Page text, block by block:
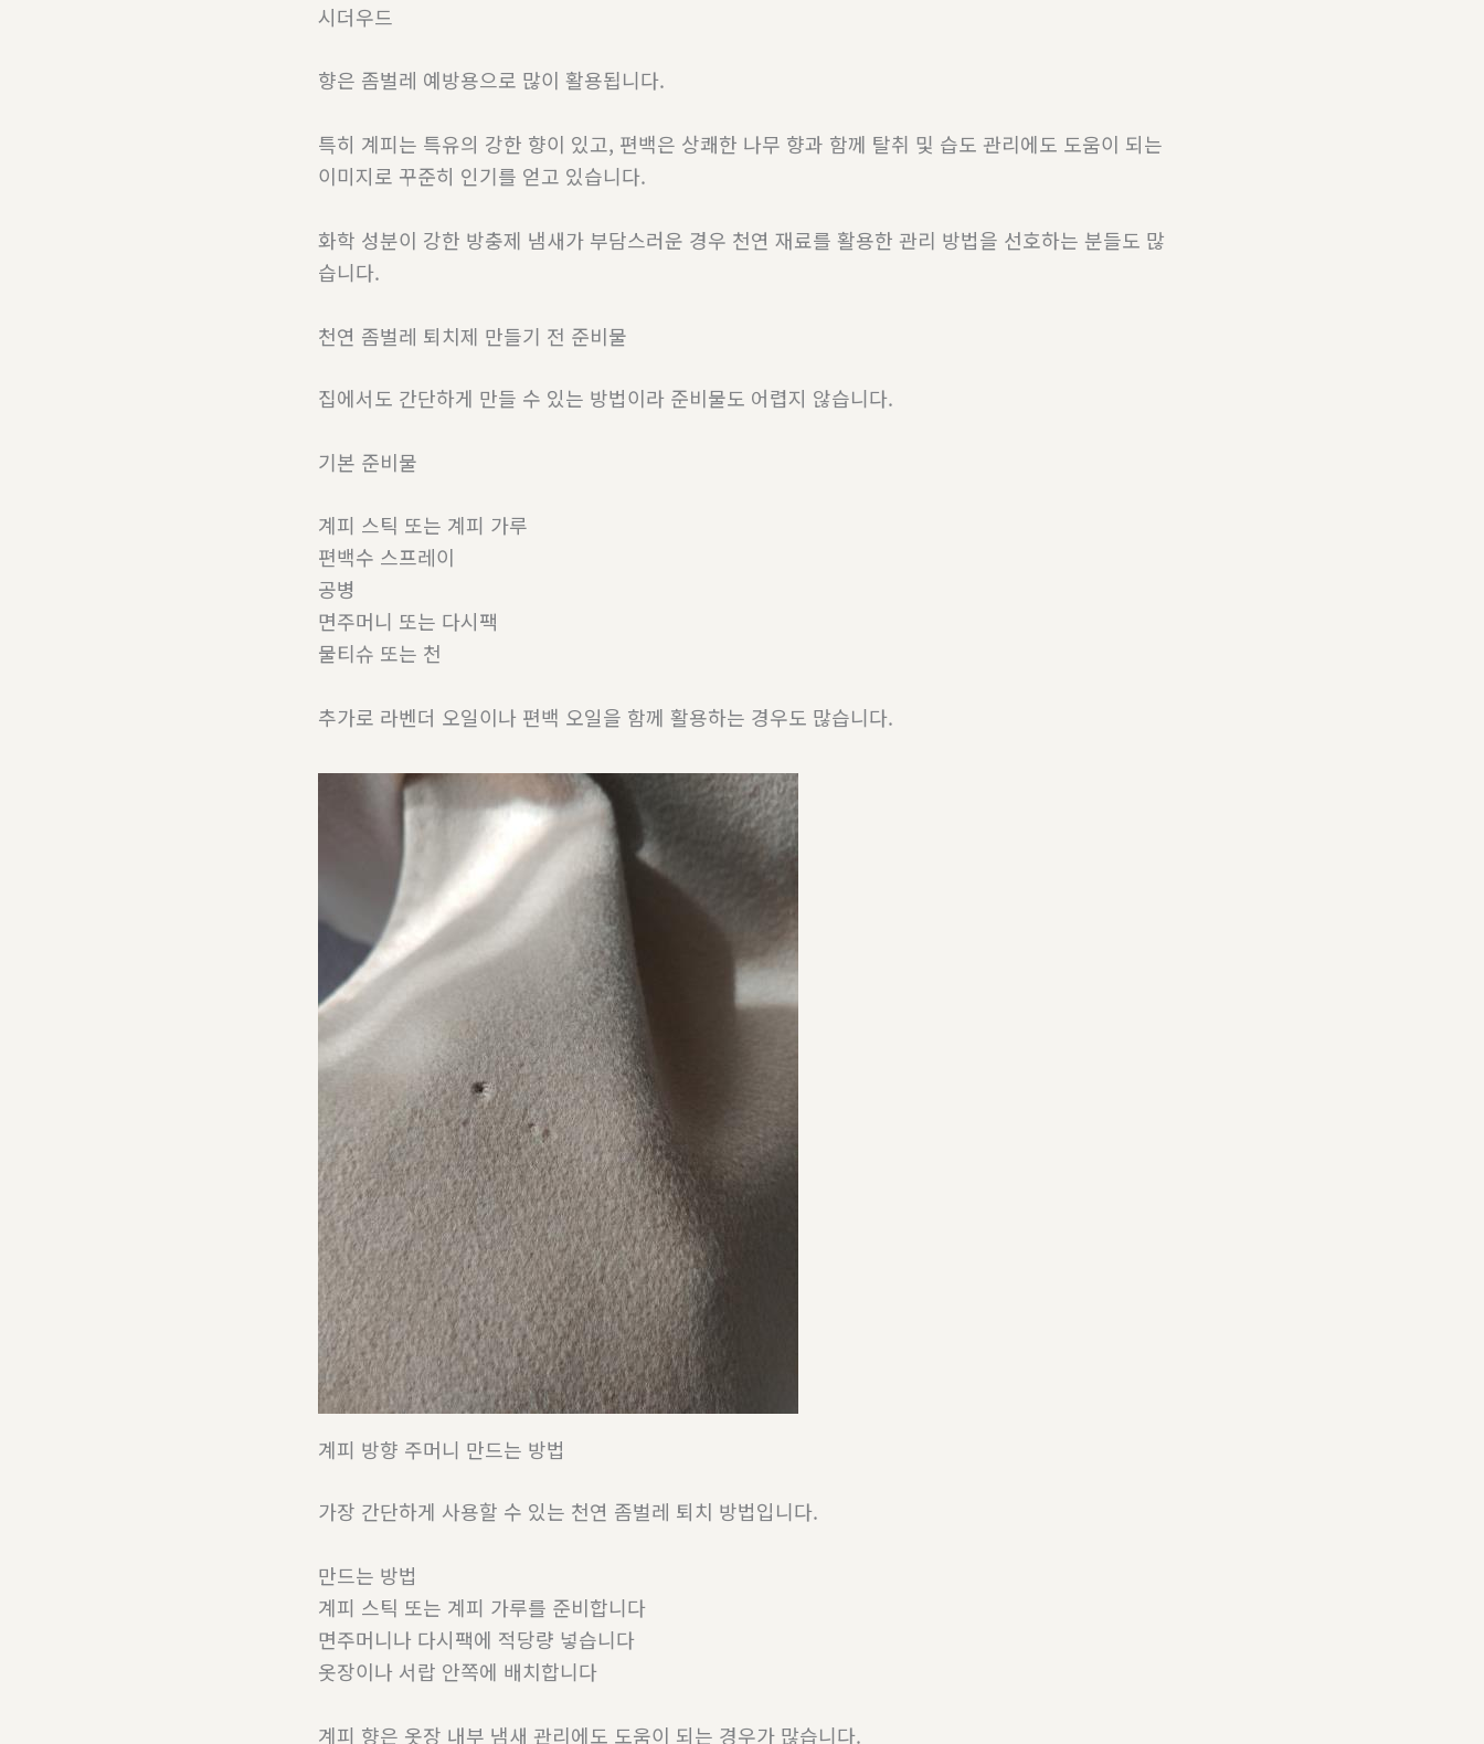
시더우드
향은 좀벌레 예방용으로 많이 활용됩니다.
특히 계피는 특유의 강한 향이 있고, 편백은 상쾌한 나무 향과 함께 탈취 및 습도 관리에도 도움이 되는
이미지로 꾸준히 인기를 얻고 있습니다.
화학 성분이 강한 방충제 냄새가 부담스러운 경우 천연 재료를 활용한 관리 방법을 선호하는 분들도 많
습니다.
천연 좀벌레 퇴치제 만들기 전 준비물
집에서도 간단하게 만들 수 있는 방법이라 준비물도 어렵지 않습니다.
기본 준비물
계피 스틱 또는 계피 가루
편백수 스프레이
공병
면주머니 또는 다시팩
물티슈 또는 천
추가로 라벤더 오일이나 편백 오일을 함께 활용하는 경우도 많습니다.
계피 방향 주머니 만드는 방법
가장 간단하게 사용할 수 있는 천연 좀벌레 퇴치 방법입니다.
만드는 방법
계피 스틱 또는 계피 가루를 준비합니다
면주머니나 다시팩에 적당량 넣습니다
옷장이나 서랍 안쪽에 배치합니다
계피 향은 옷장 내부 냄새 관리에도 도움이 되는 경우가 많습니다.